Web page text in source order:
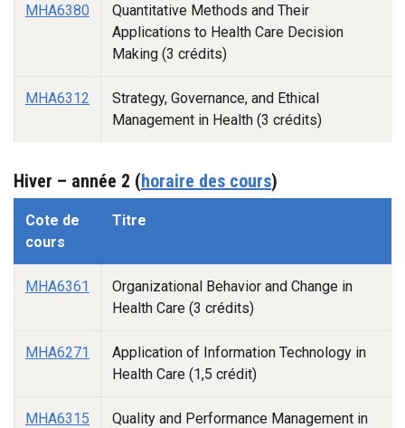
MHA6380
Quantitative Methods and Their
Applications to Health Care Decision
Making (3 crédits)
MHA6312
Strategy, Governance, and Ethical
Management in Health (3 crédits)
Hiver – année 2 (horaire des cours)
Cote de
cours
Titre
MHA6361
Organizational Behavior and Change in
Health Care (3 crédits)
MHA6271
Application of Information Technology in
Health Care (1,5 crédit)
MHA6315
Quality and Performance Management in